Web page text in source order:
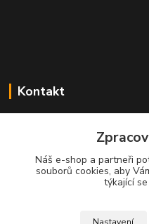
Kontakt
Náš e-shop a partneři
souborů cookies, aby
týkající